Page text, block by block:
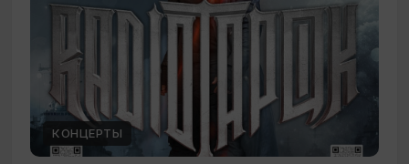
КОНЦЕРТЫ